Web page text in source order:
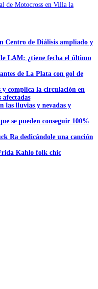
de Motocross en Villa la
Centro de Diálisis ampliado y
LAM: ¿tiene fecha el último
de La Plata con gol de
complica la circulación en
afectadas
las lluvias y nevadas y
se pueden conseguir 100%
Ra dedicándole una canción
Kahlo folk chic